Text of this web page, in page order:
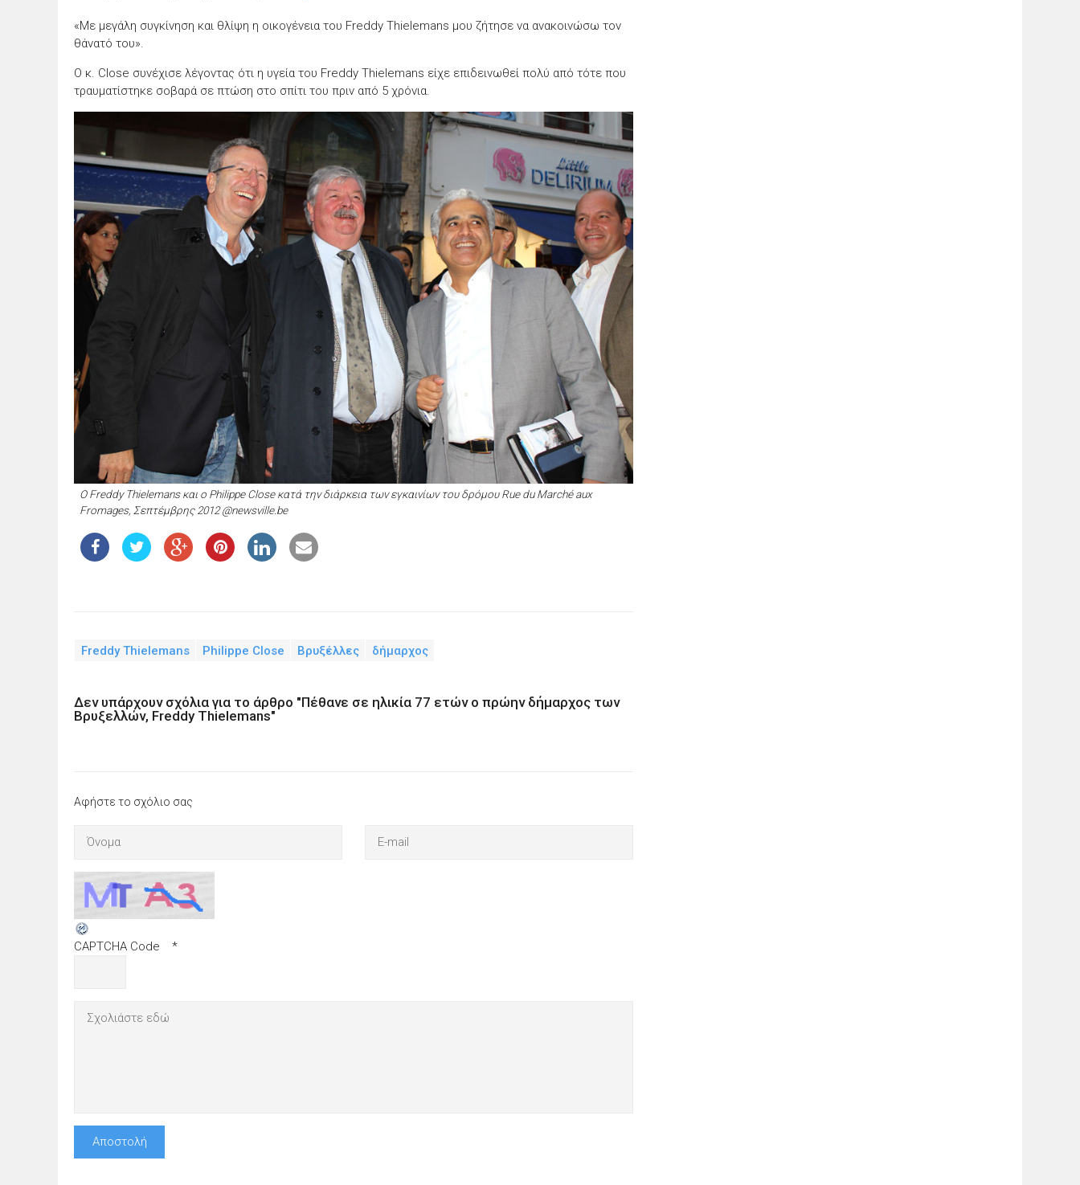
«Με μεγάλη συγκίνηση και θλίψη η οικογένεια του Freddy Thielemans μου ζήτησε να ανακοινώσω τον
θάνατό του».
Ο κ. Close συνέχισε λέγοντας ότι η υγεία του Freddy Thielemans είχε επιδεινωθεί πολύ από τότε που
τραυματίστηκε σοβαρά σε πτώση στο σπίτι του πριν από 5 χρόνια.
Ο Freddy Thielemans και ο Philippe Close κατά την διάρκεια των εγκαινίων του δρόμου Rue du Marché aux
Fromages, Σεπτέμβρης 2012 @newsville.be
Freddy Thielemans Philippe Close Βρυξέλλες δήμαρχος
Δεν υπάρχουν σχόλια για το άρθρο "Πέθανε σε ηλικία 77 ετών ο πρώην δήμαρχος των
Βρυξελλών, Freddy Thielemans"
Αφήστε το σχόλιο σας
CAPTCHA Code *